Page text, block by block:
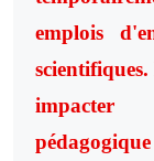
emplois
impacter
pédagogique